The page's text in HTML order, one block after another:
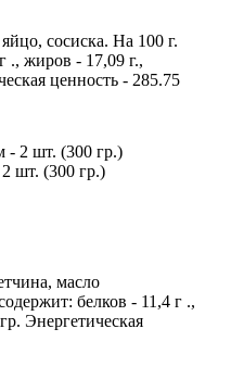
сосиска. На 100 г.
., жиров - 17,09 г.,
ценность - 285.75
шт. (300 гр.)
масло
белков - 11,4 г .,
Энергетическая